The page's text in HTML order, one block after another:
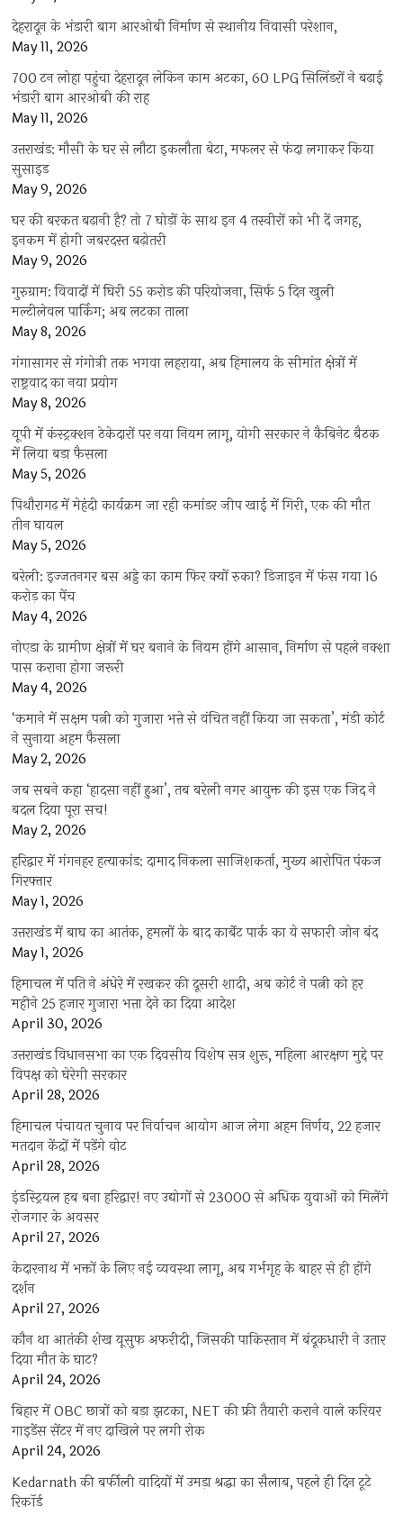
देहरादून के भंडारी बाग आरओबी निर्माण से स्थानीय निवासी परेशान,
May 11, 2026
700 टन लोहा पहुंचा देहरादून लेकिन काम अटका, 60 LPG सिलिंडरों ने बढ़ाई
भंडारी बाग आरओबी की राह
May 11, 2026
उत्तराखंड: मौसी के घर से लौटा इकलौता बेटा, मफलर से फंदा लगाकर किया
सुसाइड
May 9, 2026
घर की बरकत बढ़ानी है? तो 7 घोड़ों के साथ इन 4 तस्वीरों को भी दें जगह,
इनकम में होगी जबरदस्त बढ़ोतरी
May 9, 2026
गुरुग्राम: विवादों में घिरी 55 करोड़ की परियोजना, सिर्फ 5 दिन खुली
मल्टीलेवल पार्किंग; अब लटका ताला
May 8, 2026
गंगासागर से गंगोत्री तक भगवा लहराया, अब हिमालय के सीमांत क्षेत्रों में
राष्ट्रवाद का नया प्रयोग
May 8, 2026
यूपी में कंस्ट्रक्शन ठेकेदारों पर नया नियम लागू, योगी सरकार ने कैबिनेट बैठक
में लिया बड़ा फैसला
May 5, 2026
पिथौरागढ़ में मेहंदी कार्यक्रम जा रही कमांडर जीप खाई में गिरी, एक की मौत
तीन घायल
May 5, 2026
बरेली: इज्जतनगर बस अड्डे का काम फिर क्यों रुका? डिजाइन में फंस गया 16
करोड़ का पेंच
May 4, 2026
नोएडा के ग्रामीण क्षेत्रों में घर बनाने के नियम होंगे आसान, निर्माण से पहले नक्शा
पास कराना होगा जरूरी
May 4, 2026
‘कमाने में सक्षम पत्नी को गुजारा भत्ते से वंचित नहीं किया जा सकता’, मंडी कोर्ट
ने सुनाया अहम फैसला
May 2, 2026
जब सबने कहा ‘हादसा नहीं हुआ’, तब बरेली नगर आयुक्त की इस एक जिद ने
बदल दिया पूरा सच!
May 2, 2026
हरिद्वार में गंगनहर हत्याकांड: दामाद निकला साजिशकर्ता, मुख्य आरोपित पंकज
गिरफ्तार
May 1, 2026
उत्तराखंड में बाघ का आतंक, हमलों के बाद कार्बेट पार्क का ये सफारी जोन बंद
May 1, 2026
हिमाचल में पति ने अंधेरे में रखकर की दूसरी शादी, अब कोर्ट ने पत्नी को हर
महीने 25 हजार गुजारा भत्ता देने का दिया आदेश
April 30, 2026
उत्तराखंड विधानसभा का एक दिवसीय विशेष सत्र शुरू, महिला आरक्षण मुद्दे पर
विपक्ष को घेरेगी सरकार
April 28, 2026
हिमाचल पंचायत चुनाव पर निर्वाचन आयोग आज लेगा अहम निर्णय, 22 हजार
मतदान केंद्रों में पड़ेंगे वोट
April 28, 2026
इंडस्ट्रियल हब बना हरिद्वार! नए उद्योगों से 23000 से अधिक युवाओं को मिलेंगे
रोजगार के अवसर
April 27, 2026
केदारनाथ में भक्तों के लिए नई व्यवस्था लागू, अब गर्भगृह के बाहर से ही होंगे
दर्शन
April 27, 2026
कौन था आतंकी शेख यूसुफ अफरीदी, जिसकी पाकिस्तान में बंदूकधारी ने उतार
दिया मौत के घाट?
April 24, 2026
बिहार में OBC छात्रों को बड़ा झटका, NET की फ्री तैयारी कराने वाले करियर
गाइडेंस सेंटर में नए दाखिले पर लगी रोक
April 24, 2026
Kedarnath की बर्फीली वादियों में उमड़ा श्रद्धा का सैलाब, पहले ही दिन टूटे
रिकॉर्ड